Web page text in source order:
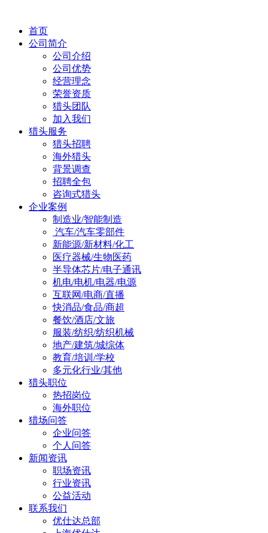
首页
公司简介
公司介绍
公司优势
经营理念
荣誉资质
猎头团队
加入我们
猎头服务
猎头招聘
海外猎头
背景调查
招聘全包
咨询式猎头
企业案例
制造业/智能制造
汽车/汽车零部件
新能源/新材料/化工
医疗器械/生物医药
半导体芯片/电子通讯
机电/电机/电器/电源
互联网/电商/直播
快消品/食品/商超
餐饮/酒店/文旅
服装/纺织/纺织机械
地产/建筑/城综体
教育/培训/学校
多元化行业/其他
猎头职位
热招岗位
海外职位
猎场问答
企业问答
个人问答
新闻资讯
职场资讯
行业资讯
公益活动
联系我们
优仕达总部